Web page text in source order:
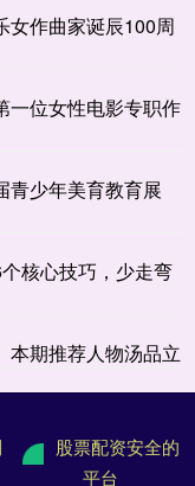
女作曲家诞辰100周
一位女性电影专职作
青少年美育教育展
核心技巧，少走弯
本期推荐人物汤品立
股票配资安全的
平台